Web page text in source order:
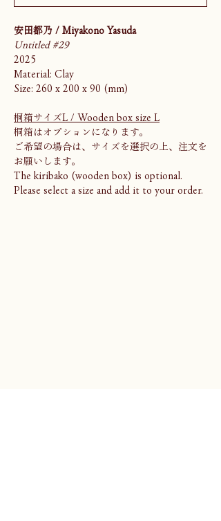
安田都乃 / Miyakono Yasuda
Untitled #29
2025
Material: Clay
Size: 260 x 200 x 90 (mm)
桐箱サイズL / Wooden box size L
桐箱はオプションになります。
ご希望の場合は、サイズを選択の上、注文を
お願いします。
The kiribako (wooden box) is optional.
Please select a size and add it to your order.